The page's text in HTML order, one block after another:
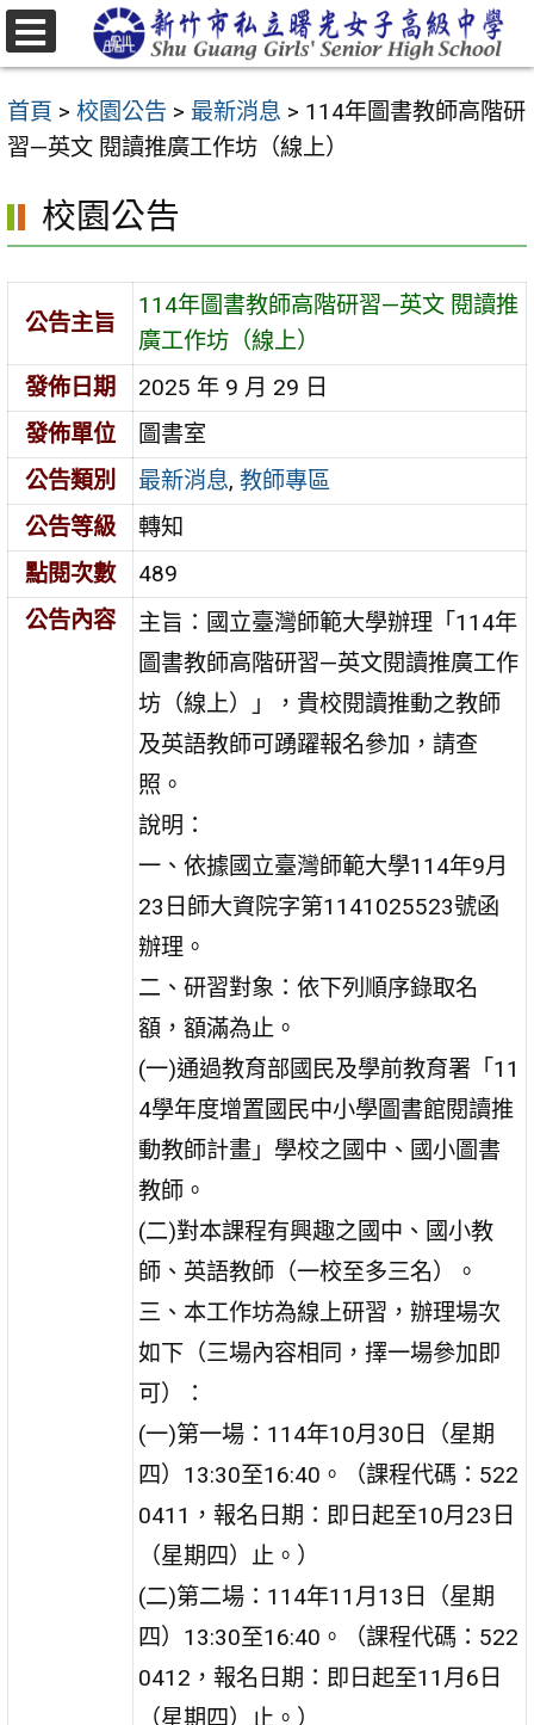
跳
至
要
內
區
首頁 > 校園公告 > 最新消息 > 114年圖書教師高階研
習—英文 閱讀推廣工作坊（線上）
校園公告
公告主旨
114年圖書教師高階研習—英文 閱讀推
廣工作坊（線上）
發佈日期
2025 年 9 月 29 日
發佈單位
圖書室
公告類別
最新消息,教師專區
公告等級
轉知
點閱次數
489
公告內容
主旨：國立臺灣師範大學辦理「114年
圖書教師高階研習—英文閱讀推廣工作
坊（線上）」，貴校閱讀推動之教師
及英語教師可踴躍報名參加，請查
照。
說明：
一、依據國立臺灣師範大學114年9月
23日師大資院字第1141025523號函
辦理。
二、研習對象：依下列順序錄取名
額，額滿為止。
(一)通過教育部國民及學前教育署「11
4學年度增置國民中小學圖書館閱讀推
動教師計畫」學校之國中、國小圖書
教師。
(二)對本課程有興趣之國中、國小教
師、英語教師（一校至多三名）。
三、本工作坊為線上研習，辦理場次
如下（三場內容相同，擇一場參加即
可）：
(一)第一場：114年10月30日（星期
四）13:30至16:40。（課程代碼：522
0411，報名日期：即日起至10月23日
（星期四）止。）
(二)第二場：114年11月13日（星期
四）13:30至16:40。（課程代碼：522
0412，報名日期：即日起至11月6日
（星期四）止。）
選
單